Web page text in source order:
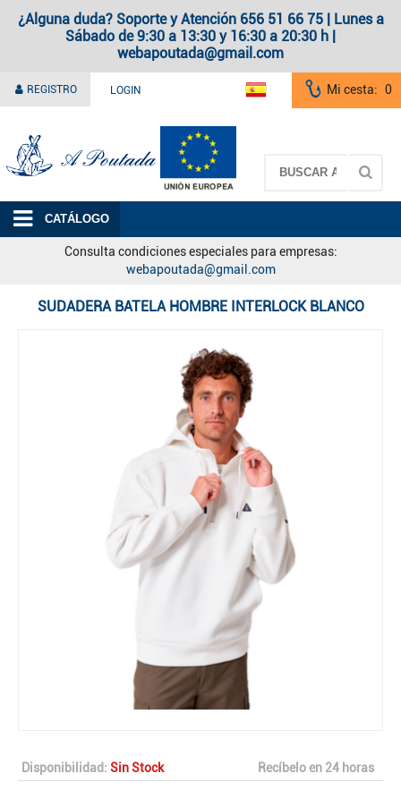
¿Alguna duda? Soporte y Atención 656 51 66 75 | Lunes a
Sábado de 9:30 a 13:30 y 16:30 a 20:30 h |
webapoutada@gmail.com
REGISTRO LOGIN Mi cesta: 0
CATÁLOGO
Consulta condiciones especiales para empresas:
webapoutada@gmail.com
SUDADERA BATELA HOMBRE INTERLOCK BLANCO
Disponibilidad: Sin Stock Recíbelo en 24 horas